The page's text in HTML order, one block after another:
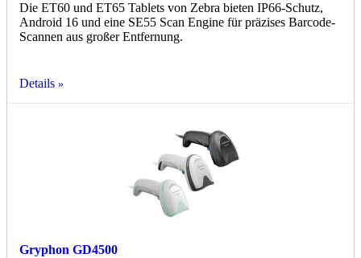
Die ET60 und ET65 Tablets von Zebra bieten IP66-Schutz,
Android 16 und eine SE55 Scan Engine für präzises Barcode-
Scannen aus großer Entfernung.
Details
Gryphon GD4500